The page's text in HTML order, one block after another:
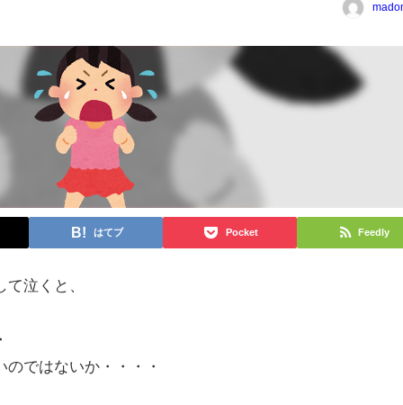
はてブ Pocket Feedly
泣くと、
ではないか・・・・